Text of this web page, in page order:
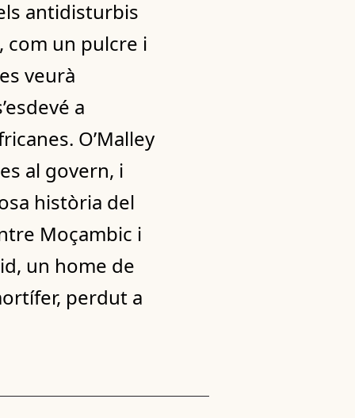
antidisturbis
com un pulcre i
veurà
a
O’Malley
al govern, i
història del
Moçambic i
un home de
perdut a